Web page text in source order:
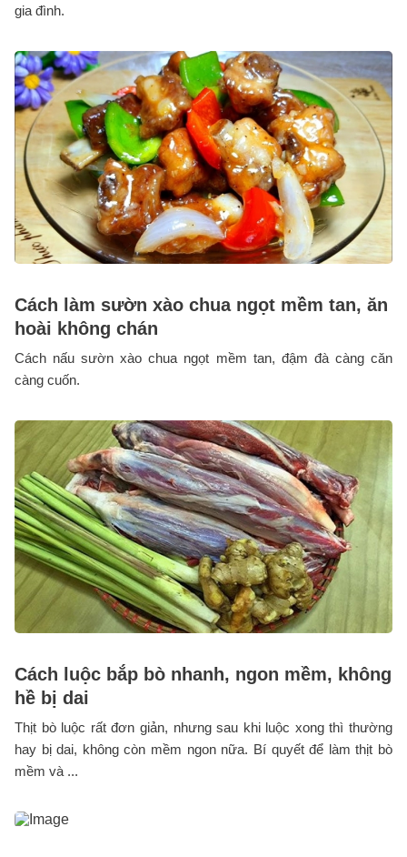
gia đình.
Cách làm sườn xào chua ngọt mềm tan, ăn
hoài không chán
Cách nấu sườn xào chua ngọt mềm tan, đậm đà càng căn
càng cuốn.
Cách luộc bắp bò nhanh, ngon mềm, không
hề bị dai
Thịt bò luộc rất đơn giản, nhưng sau khi luộc xong thì thường
hay bị dai, không còn mềm ngon nữa. Bí quyết để làm thịt bò
mềm và ...